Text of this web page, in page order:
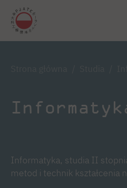
Warszawa Gdańsk Liceum
Informatyka, studia II
metod i technik kształcenia